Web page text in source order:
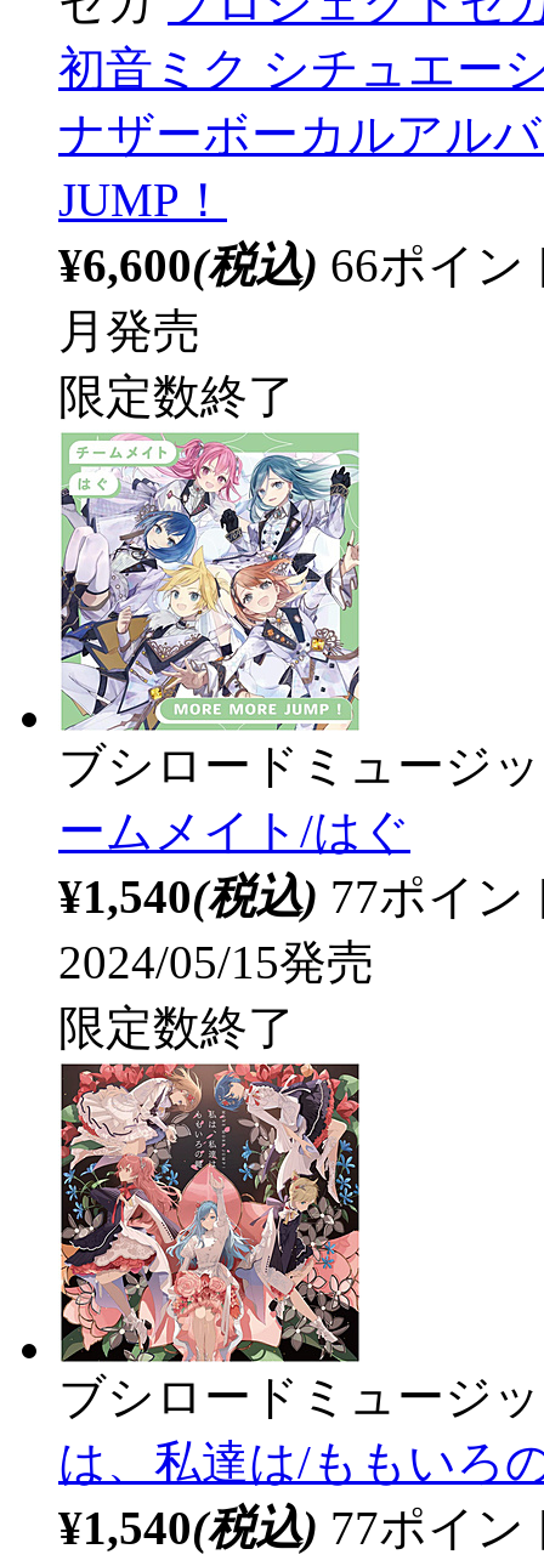
初音ミク シチュエー
ナザーボーカルアル
JUMP！
¥6,600(税込) 66ポイ
月発売
限定数終了
ブシロードミュージ
ームメイト/はぐ
¥1,540(税込) 77ポイ
2024/05/15発売
限定数終了
ブシロードミュージ
は、私達は/ももいろ
¥1,540(税込) 77ポイ